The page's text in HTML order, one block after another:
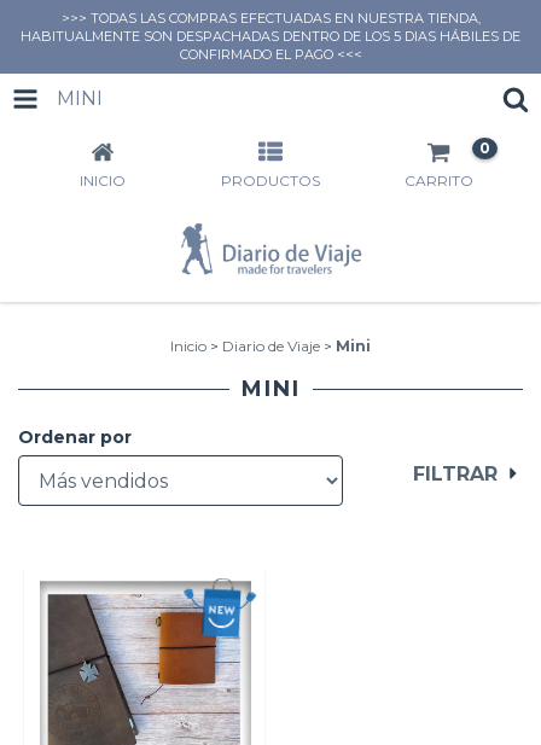
>>> TODAS LAS COMPRAS EFECTUADAS EN NUESTRA TIENDA,
HABITUALMENTE SON DESPACHADAS DENTRO DE LOS 5 DIAS HÁBILES DE
CONFIRMADO EL PAGO <<<
MINI
INICIO PRODUCTOS CARRITO
0
Inicio > Diario de Viaje > Mini
MINI
Ordenar por
FILTRAR